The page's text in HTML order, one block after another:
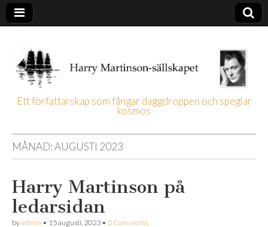
Harry
Martinson-
sällskapet
Ett författarskap som fångar daggdroppen och speglar
kosmos
MÅNAD:AUGUSTI 2023
Harry Martinson på
ledarsidan
byadmin • 15 augusti, 2023 • 2 Comments